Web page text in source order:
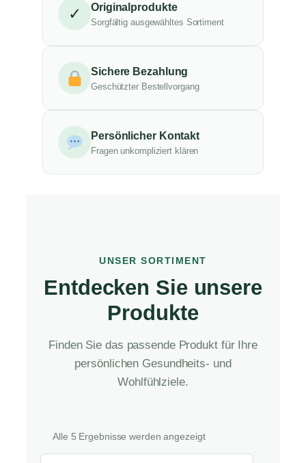
✓ Originalprodukte
Sorgfältig ausgewähltes Sortiment
Sichere Bezahlung
Geschützter Bestellvorgang
Persönlicher Kontakt
Fragen unkompliziert klären
UNSER SORTIMENT
Entdecken Sie unsere
Produkte
Finden Sie das passende Produkt für Ihre
persönlichen Gesundheits- und
Wohlfühlziele.
Alle 5 Ergebnisse werden angezeigt